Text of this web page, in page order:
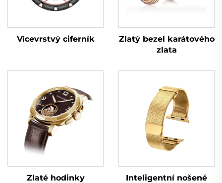
Vícevrstvý ciferník
Zlatý bezel karátového
zlata
Zlaté hodinky
Inteligentní nošené